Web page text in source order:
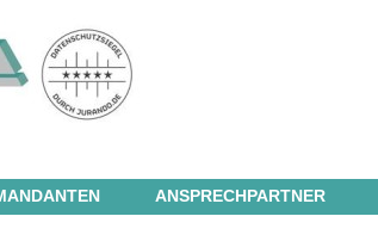
ANSPRECHPARTNER